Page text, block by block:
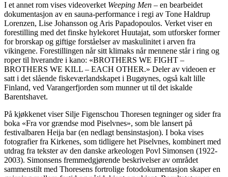
I et annet rom vises videoverket Weeping Men – en bearbeidet
dokumentasjon av en sauna-performance i regi av Tone Haldrup
Lorenzen, Lise Johansson og Aris Papadopoulos. Verket viser en
forestilling med det finske hylekoret Huutajat, som utforsker former
for brorskap og giftige forståelser av maskulinitet i arven fra
vikingene. Forestillingen når sitt klimaks når mennene står i ring og
roper til hverandre i kano: «BROTHERS WE FIGHT –
BROTHERS WE KILL – EACH OTHER.» Deler av videoen er
satt i det slående fiskeværlandskapet i Bugøynes, også kalt lille
Finland, ved Varangerfjorden som munner ut til det iskalde
Barentshavet.
På kjøkkenet viser Silje Figenschou Thoresen tegninger og sider fra
boka «Fra vor grændse mod Piselvnes», som ble lansert på
festivalbaren Heija bar (en nedlagt bensinstasjon). I boka vises
fotografier fra Kirkenes, som tidligere het Piselvnes, kombinert med
utdrag fra tekster av den danske arkeologen Povl Simonsen (1922-
2003). Simonsens fremmedgjørende beskrivelser av området
sammenstilt med Thoresens fortrolige fotodokumentasjon skaper en